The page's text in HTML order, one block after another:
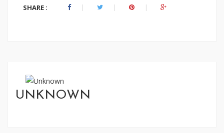
SHARE :
UNKNOWN